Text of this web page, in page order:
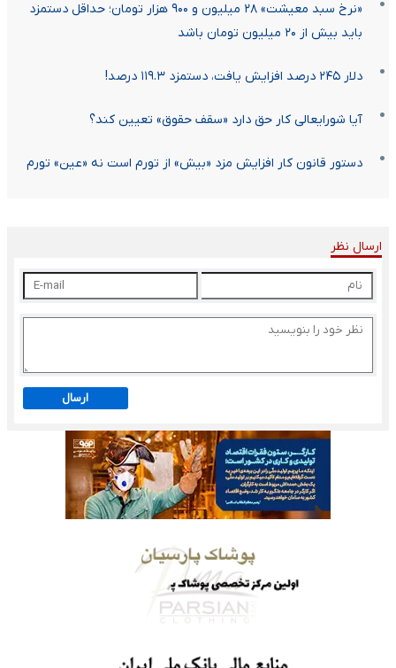
«نرخ سبد معیشت» ۲۸ میلیون و ۹۰۰ هزار تومان؛ حداقل دستمزد
باید بیش از ۲۰ میلیون تومان باشد
دلار ۲۴۵ درصد افزایش یافت، دستمزد ۱۱۹.۳ درصد!
آیا شورایعالی کار حق دارد «سقف حقوق» تعیین کند؟
دستور قانون کار افزایش مزد «بیش» از تورم است نه «عین» تورم
ارسال نظر
ارسال